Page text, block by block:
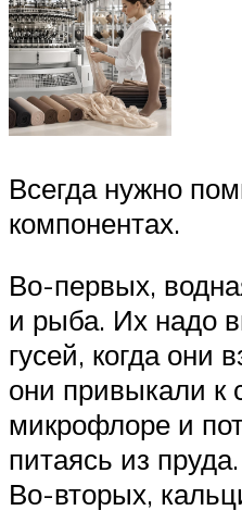
Всегда нужно
компонентах.
Во-первых,
и рыба. Их надо
гусей, когда они
они привыкали к
микрофлоре и
питаясь из пруда.
Во-вторых,